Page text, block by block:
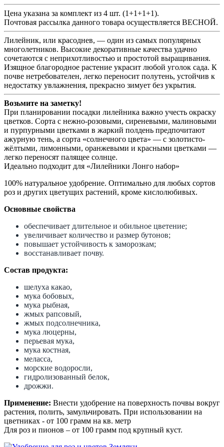
Цена указана за комплект из 4 шт. (1+1+1+1).
Почтовая рассылка данного товара осуществляется ВЕСНОЙ.
Лилейник, или красоднев, — один из самых популярных
многолетников. Высокие декоративные качества удачно
сочетаются с неприхотливостью и простотой выращивания.
Изящное благородное растение украсит любой уголок сада. К
почве нетребователен, легко переносит полутень, устойчив к
недостатку увлажнения, прекрасно зимует без укрытия.
Возьмите на заметку!
При планировании посадки лилейника важно учесть окраску
цветков. Сорта с нежно-розовыми, сиреневыми, малиновыми
и пурпурными цветками в жаркий полдень предпочитают
ажурную тень, а сорта «солнечного цвета» — с золотисто-
жёлтыми, лимонными, оранжевыми и красными цветками —
легко переносят палящее солнце.
Идеально подходит для «Лилейники Лонго набор»
100% натуральное удобрение. Оптимально для любых сортов
роз и других цветущих растений, кроме кислолюбивых.
Основные свойства
обеспечивает длительное и обильное цветение;
увеличивает количество и размер бутонов;
повышает устойчивость к заморозкам;
восстанавливает почву.
Состав продукта:
шелуха какао,
мука бобовых,
мука рыбная,
жмых рапсовый,
жмых подсолнечника,
мука люцерны,
перьевая мука,
мука костная,
меласса,
морские водоросли,
гидролизованный белок,
дрожжи.
Применение: Внести удобрение на поверхность почвы вокруг
растения, полить, замульчировать. При использовании на
цветниках - от 100 грамм на кв. метр
Для роз и пионов – от 100 грамм под крупный куст.